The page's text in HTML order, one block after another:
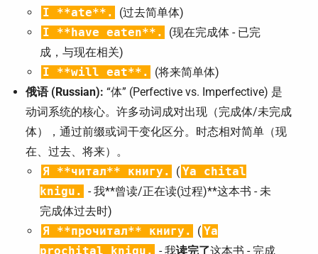
I **ate**.
(过去简单体)
I **have eaten**.
(现在完成体 - 已完
成，与现在相关)
I **will eat**.
(将来简单体)
俄语 (Russian): “体” (Perfective vs. Imperfective) 是
动词系统的核心。许多动词成对出现（完成体/未完成
体），通过前缀或词干变化区分。时态相对简单（现
在、过去、将来）。
Я **читал** книгу.
( Ya chital
knigu. - 我**曾读/正在读(过程)**这本书 - 未
完成体过去时)
Я **прочитал** книгу.
( Ya
prochital knigu. - 我读完了这本书 - 完成